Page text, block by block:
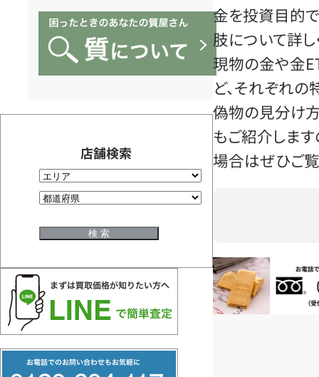
店舗検索
金を投資目的
肢について詳し
現物の金や金
ど、それぞれの
偽物の見分け
もご紹介しま
場合はぜひご覧
お電話問い